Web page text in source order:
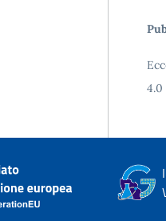
4.0